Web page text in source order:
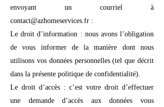
envoyant un courriel à
contact@azhomeservices.fr :
Le droit d’information : nous avons l’obligation
de vous informer de la manière dont nous
utilisons vos données personnelles (tel que décrit
dans la présente politique de confidentialité).
Le droit d’accès : c’est votre droit d’effectuer
une demande d’accès aux données vous